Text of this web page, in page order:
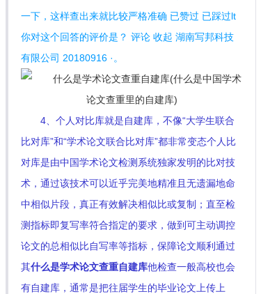
一下，这样查出来就比较严格准确 已赞过 已踩过lt
你对这个回答的评价是？ 评论 收起 湖南写邦科技
有限公司 20180916 ·。
4、个人对比库就是自建库，不像“大学生联合
比对库”和“学术论文联合比对库”都非常变态个人比
对库是由中国学术论文检测系统独家发明的比对技
术，通过该技术可以近乎完美地精准且无遗漏地命
中相似片段，真正有效解决相似比或复制；直至检
测指标即复写率符合指定的要求，做到可主动调控
论文的总相似比自写率等指标，保障论文顺利通过
其什么是学术论文查重自建库他检查一般高校也会
有自建库，通常是把往届学生的毕业论文上传上